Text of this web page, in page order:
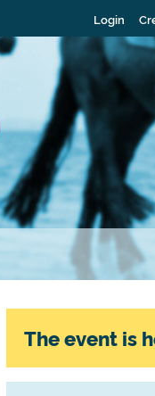
Login
The event is